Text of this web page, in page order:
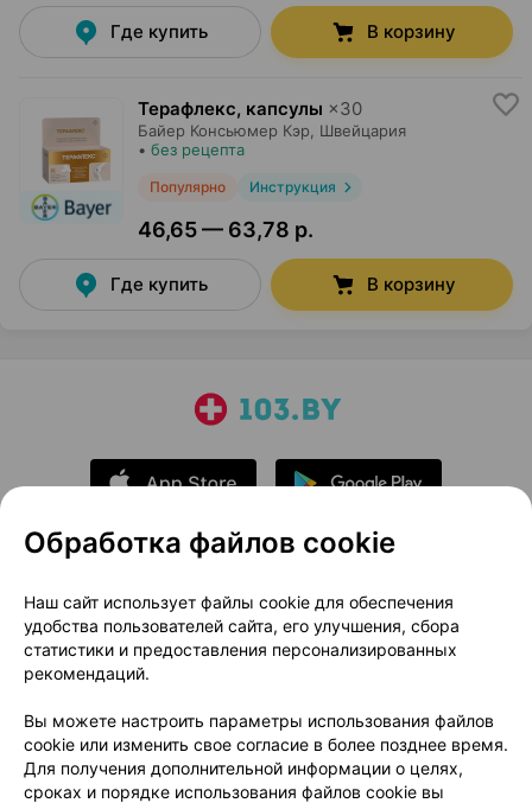
Где купить В корзину
Терафлекс, капсулы ×30
Байер Консьюмер Кэр, Швейцария
• без рецепта
Популярно Инструкция
46,65 — 63,78 р.
Где купить В корзину
О проекте
Новости проекта
Размещение рекламы
Медицинский маркетинг
Публичный договор
Доставка
Способы оплаты
Вакансии
Партнеры
Написать руководителю 103.by
Написать в поддержку
Обработка файлов cookie
Наш сайт использует файлы cookie для обеспечения
удобства пользователей сайта, его улучшения, сбора
статистики и предоставления персонализированных
рекомендаций.
Вы можете настроить параметры использования файлов
cookie или изменить свое согласие в более позднее время.
Для получения дополнительной информации о целях,
сроках и порядке использования файлов cookie вы